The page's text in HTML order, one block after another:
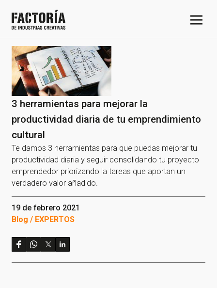
3 herramientas para mejorar la
productividad diaria de tu emprendimiento
cultural
Te damos 3 herramientas para que puedas mejorar tu
productividad diaria y seguir consolidando tu proyecto
emprendedor priorizando la tareas que aportan un
verdadero valor añadido.
19 de febrero 2021
Blog / EXPERTOS